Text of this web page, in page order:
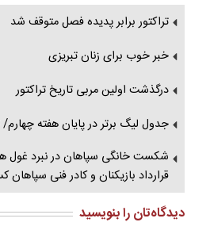
تراکتور برابر پدیده فصل متوقف شد
خبر خوب برای زنان تبریزی
درگذشت اولین مربی تاریخ تراکتور
جدول لیگ برتر در پایان هفته
قرارداد بازیکنان و کادر فنی سپاهان
دیدگاه‌تان را بنویسید